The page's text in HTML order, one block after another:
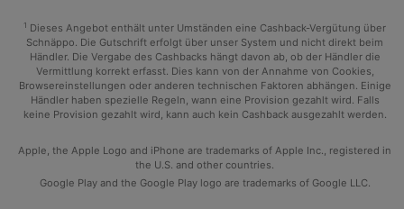
1 Dieses Angebot enthält unter Umständen eine Cashback-Vergütung über
Schnäppo. Die Gutschrift erfolgt über unser System und nicht direkt beim
Händler. Die Vergabe des Cashbacks hängt davon ab, ob der Händler die
Vermittlung korrekt erfasst. Dies kann von der Annahme von Cookies,
Browsereinstellungen oder anderen technischen Faktoren abhängen. Einige
Händler haben spezielle Regeln, wann eine Provision gezahlt wird. Falls
keine Provision gezahlt wird, kann auch kein Cashback ausgezahlt werden.
Apple, the Apple Logo and iPhone are trademarks of Apple Inc., registered in
the U.S. and other countries.
Google Play and the Google Play logo are trademarks of Google LLC.